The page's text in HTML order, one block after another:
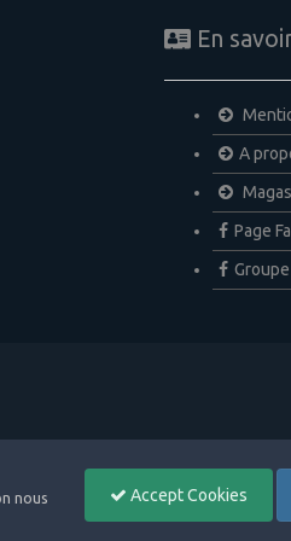
En
A
Page
nous
Accept Cookies